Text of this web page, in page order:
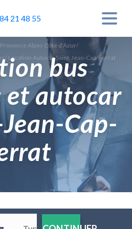
21 48 55
Alpes Côte d'Azur/
/ Location Autocar Saint-Jean-Cap-Ferrat
bus
et autocar
Cap-